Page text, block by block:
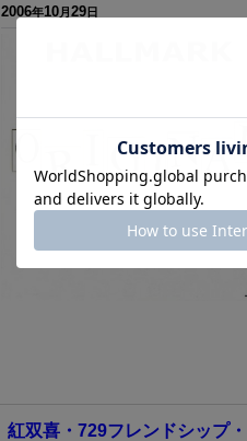
2006年10月 29 日
紅双喜・729フレンドシップ